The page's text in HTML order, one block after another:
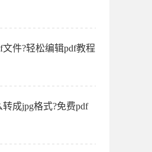
件?轻松编辑pdf教程
成jpg格式?免费pdf